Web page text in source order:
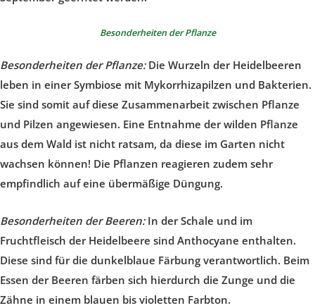
Besonderheiten der Pflanze
Besonderheiten der Pflanze: Die Wurzeln der Heidelbeeren
leben in einer Symbiose mit Mykorrhizapilzen und Bakterien.
Sie sind somit auf diese Zusammenarbeit zwischen Pflanze
und Pilzen angewiesen. Eine Entnahme der wilden Pflanze
aus dem Wald ist nicht ratsam, da diese im Garten nicht
wachsen können! Die Pflanzen reagieren zudem sehr
empfindlich auf eine übermäßige Düngung.
Besonderheiten der Beeren: In der Schale und im
Fruchtfleisch der Heidelbeere sind Anthocyane enthalten.
Diese sind für die dunkelblaue Färbung verantwortlich. Beim
Essen der Beeren färben sich hierdurch die Zunge und die
Zähne in einem blauen bis violetten Farbton.